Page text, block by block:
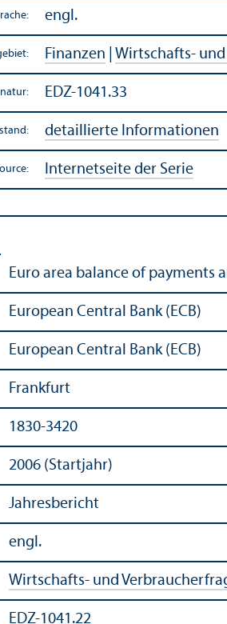
engl.
Finanzen Wirtschafts-
EDZ-1041.33
detaillierte Informationen
Internetseite der Serie
Euro area balance of
European Central Bank (ECB)
European Central Bank (ECB)
Frankfurt
1830-3420
2006 (Startjahr)
Jahresbericht
engl.
Wirtschafts- und
EDZ-1041.22